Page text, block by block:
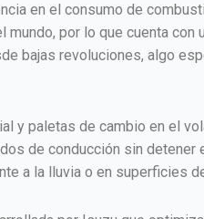
en el consumo de
por lo que cuenta con
bajas revoluciones, algo
y paletas de cambio en el
de conducción sin detener
a la lluvia o en superficies